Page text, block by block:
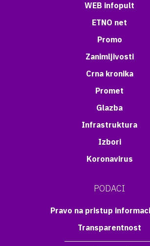
WEB infopult
ETNO net
Promo
Zanimljivosti
Crna kronika
Promet
Glazba
Infrastruktura
Izbori
Koronavirus
PODACI
Pravo na pristup
Transparentnost